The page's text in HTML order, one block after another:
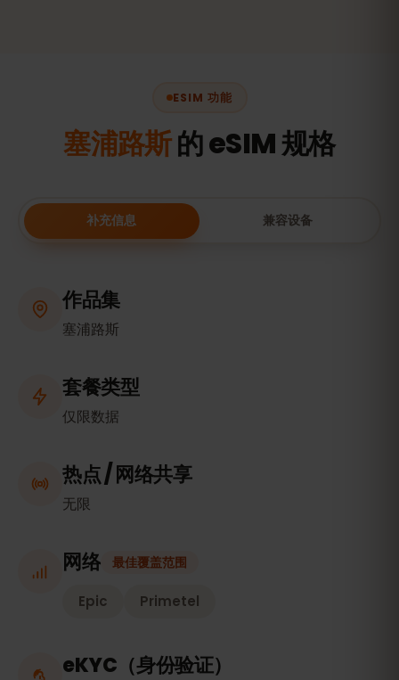
ESIM 功能
塞浦路斯的 eSIM 规格
补充信息 兼容设备
作品集
塞浦路斯
套餐类型
仅限数据
热点 / 网络共享
无限
网络 最佳覆盖范围
Epic Primetel
eKYC（身份验证）